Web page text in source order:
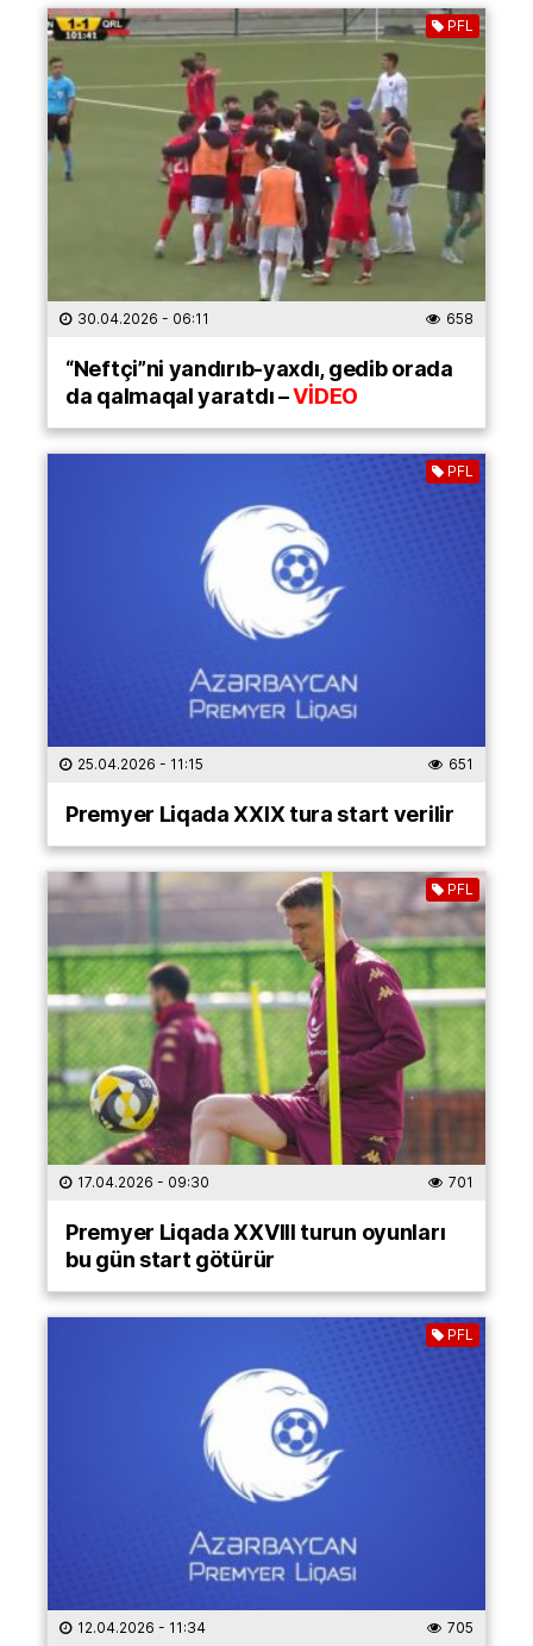
PFL
30.04.2026 - 06:11 658
“Neftçi”ni yandırıb-yaxdı, gedib orada
da qalmaqal yaratdı –VİDEO
PFL
25.04.2026 - 11:15 651
Premyer Liqada XXIX tura start verilir
PFL
17.04.2026 - 09:30 701
Premyer Liqada XXVIII turun oyunları
bu gün start götürür
PFL
12.04.2026 - 11:34 705